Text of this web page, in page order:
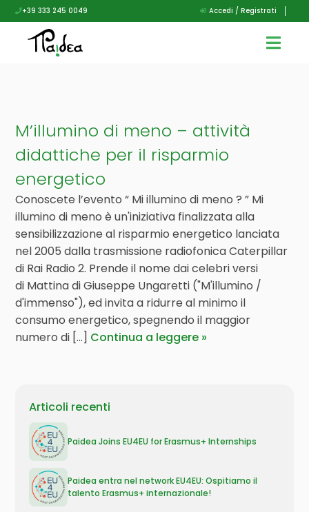
+39 333 245 0049 Accedi / Registrati
M’illumino di meno – attività
didattiche per il risparmio
energetico
Conoscete l’evento “ Mi illumino di meno ? ” Mi
illumino di meno è un'iniziativa finalizzata alla
sensibilizzazione al risparmio energetico lanciata
nel 2005 dalla trasmissione radiofonica Caterpillar
di Rai Radio 2. Prende il nome dai celebri versi
di Mattina di Giuseppe Ungaretti ("M'illumino /
d'immenso"), ed invita a ridurre al minimo il
consumo energetico, spegnendo il maggior
numero di [...] Continua a leggere
Articoli recenti
Paidea Joins EU4EU for Erasmus+ Internships
Paidea entra nel network EU4EU: Ospitiamo il
talento Erasmus+ internazionale!